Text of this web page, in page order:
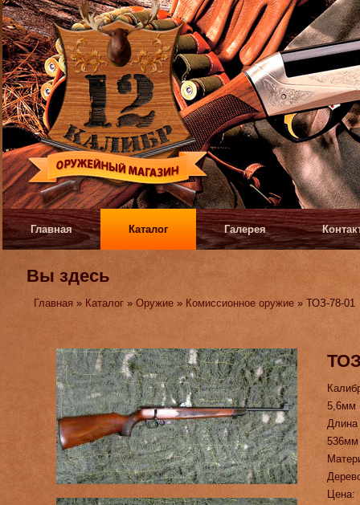
Главная Каталог Галерея
Вы здесь
Главная » Каталог »Оружие » Комиссионное оружие » ТОЗ-78-01
5,6мм
536мм
Цена: